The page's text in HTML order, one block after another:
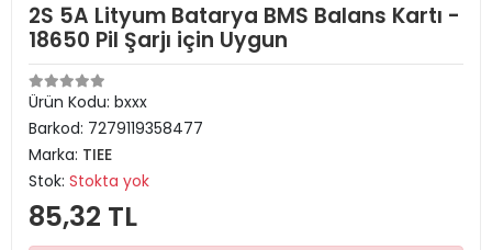
2S 5A Lityum Batarya BMS Balans Kartı -
18650 Pil Şarjı için Uygun
Ürün Kodu: bxxx
Barkod: 7279119358477
Marka: TIEE
Stok: Stokta yok
85,32 TL